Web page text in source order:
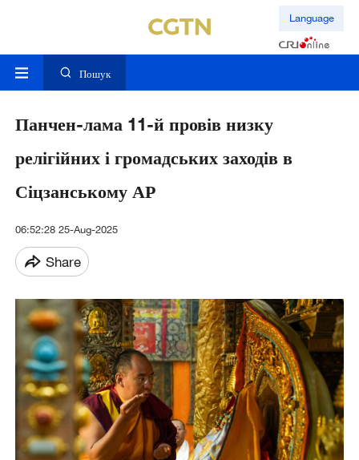
Language
Пошук
Панчен-лама 11-й провів низку
релігійних і громадських заходів в
Сіцзанському АР
06:52:28 25-Aug-2025
Share